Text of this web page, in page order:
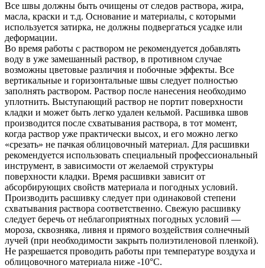
Все швы должны быть очищены от следов раствора, жира,
масла, краски и т.д. Основание и материалы, с которыми
используется затирка, не должны подвергаться усадке или
деформации.
Во время работы с раствором не рекомендуется добавлять
воду в уже замешанный раствор, в противном случае
возможны цветовые различия и побочные эффекты. Все
вертикальные и горизонтальные швы следует полностью
заполнять раствором. Раствор после нанесения необходимо
уплотнить. Выступающий раствор не портит поверхности
кладки и может быть легко удален кельмой. Расшивка швов
производится после схватывания раствора, в тот момент,
когда раствор уже практически высох, и его можно легко
«срезать» не пачкая облицовочный материал. Для расшивки
рекомендуется использовать специальный профессиональный
инструмент, в зависимости от желаемой структуры
поверхности кладки. Время расшивки зависит от
абсорбирующих свойств материала и погодных условий.
Производить расшивку следует при одинаковой степени
схватывания раствора соответственно. Свежую расшивку
следует беречь от неблагоприятных погодных условий —
мороза, сквозняка, ливня и прямого воздействия солнечный
лучей (при необходимости закрыть полиэтиленовой пленкой).
Не разрешается проводить работы при температуре воздуха и
облицовочного материала ниже -10°С.